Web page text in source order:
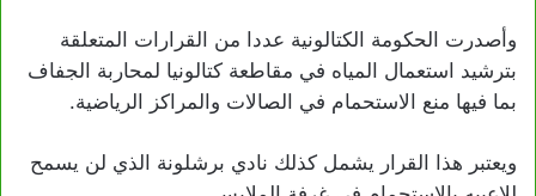
وأصدرت الحكومة الكتالونية عددا من القرارات المتعلقة
بترشيد استعمال المياه في مقاطعة كتالونيا لمحاربة الجفاف
بما فيها منع الاستحمام في الصالات والمراكز الرياضية.
ويعتبر هذا القرار يشمل كذلك نادي برشلونة الذي لن يسمح